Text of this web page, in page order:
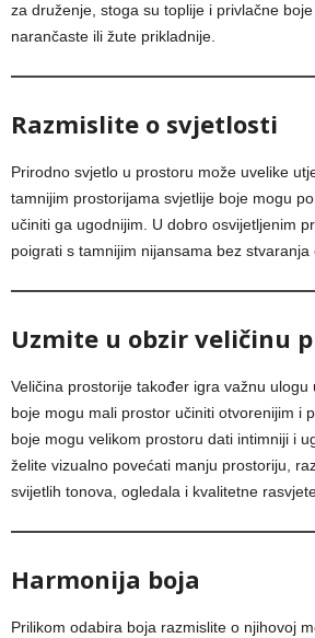
za druženje, stoga su toplije i privlačne boje
narančaste ili žute prikladnije.
Razmislite o svjetlosti
Prirodno svjetlo u prostoru može uvelike
tamnijim prostorijama svjetlije boje mogu
učiniti ga ugodnijim. U dobro osvijetljenim
poigrati s tamnijim nijansama bez stvaranja
Uzmite u obzir veličinu
Veličina prostorije također igra važnu ulogu
boje mogu mali prostor učiniti otvorenijim i
boje mogu velikom prostoru dati intimniji i
želite vizualno povećati manju prostoriju,
svijetlih tonova, ogledala i kvalitetne
Harmonija boja
Prilikom odabira boja razmislite o njihovoj